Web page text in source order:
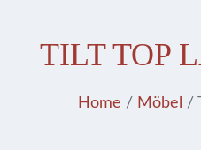
TILT TOP
Home / Möbel /